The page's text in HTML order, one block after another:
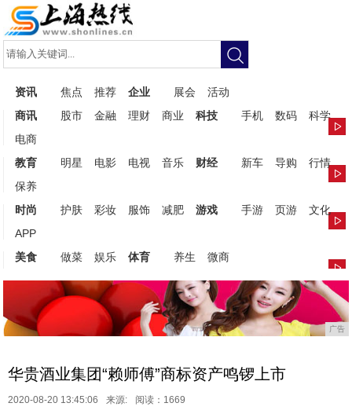
资讯 焦点 推荐 企业 展会
活动
商讯
股市 金融 理财 商业 科技 手机 数码
科学
电商
教育
明星 电影 电视 音乐 财经 新车 导购
行情
保养
时尚
护肤 彩妆 服饰 减肥 游戏 手游 页游
文化
APP
美食
做菜 娱乐 体育 养生 微商
广告
华贵酒业集团“赖师傅”商标资产鸣锣上市
2020-08-20 13:45:06 来源: 阅读：1669